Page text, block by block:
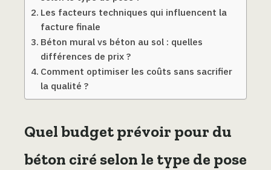
Les facteurs techniques qui influencent la
facture finale
Béton mural vs béton au sol : quelles
différences de prix ?
Comment optimiser les coûts sans sacrifier
la qualité ?
Quel budget prévoir pour du
béton ciré selon le type de pose